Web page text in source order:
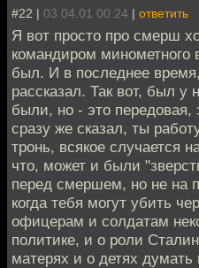
#22 | 03.04.01 00:24 | ответить
Я вот просто про смерш
командиром минометного
был. И в последнее
рассказал. Так вот, был
были, но - это
сразу же сказал, ты
тронь, всякое случается
что, может и были
перед смершем, но не на
когда тебя могут убить
офицерам и солдатам
политике, и о роли
матерях и о детях